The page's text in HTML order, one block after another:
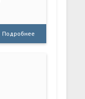
Подробнее